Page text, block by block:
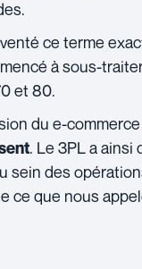
ce terme
à sous-
et 80.
du e-
. Le 3PL a ainsi
sein des
ce que nous